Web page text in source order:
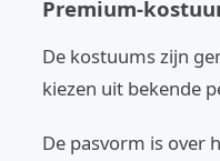
Premium-
De kostuums zijn
kiezen uit bekende
De pasvorm is over